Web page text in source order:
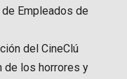
Empleados de
del CineClú
de los horrores y